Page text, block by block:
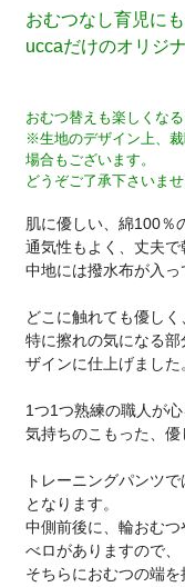
おむつなし育児に
uccaだけのオリジ
おむつ替えも楽しくな
※生地のデザイン上、
場合もございます。
どうぞご了承下さいませ
肌に優しい、綿100％
通気性もよく、丈夫で
中地には撥水布が入っ
どこに触れても優し
特に擦れの気になる
ザインに仕上げました
1つ1つ熟練の職人が
気持ちのこもった、優
トレーニングパンツ
となります。
中側前後に、輪おむ
べロがありますので、
そちらにおむつの端を